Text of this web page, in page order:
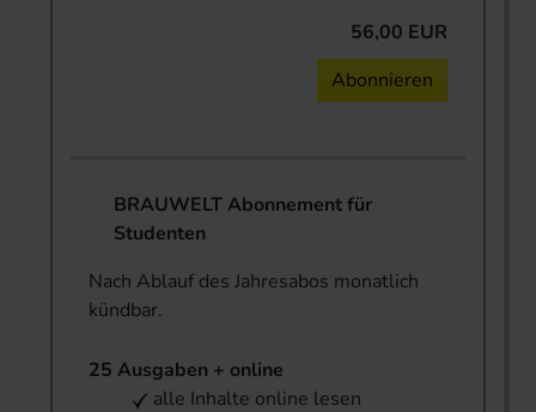
56,00 EUR
Abonnieren
BRAUWELT Abonnement für
Studenten
Nach Ablauf des Jahresabos monatlich
kündbar.
25 Ausgaben + online
alle Inhalte online lesen